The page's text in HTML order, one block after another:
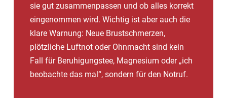
sie gut zusammenpassen und ob alles korrekt
eingenommen wird. Wichtig ist aber auch die
klare Warnung: Neue Brustschmerzen,
plötzliche Luftnot oder Ohnmacht sind kein
Fall für Beruhigungstee, Magnesium oder „ich
beobachte das mal“, sondern für den Notruf.